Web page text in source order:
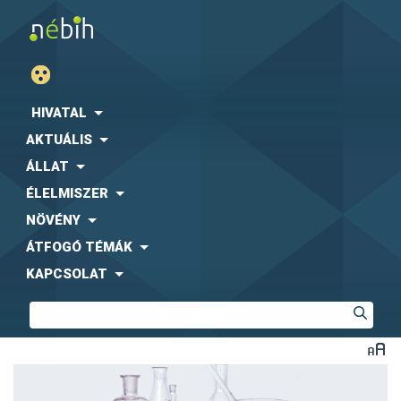
HIVATAL
AKTUÁLIS
ÁLLAT
ÉLELMISZER
NÖVÉNY
ÁTFOGÓ TÉMÁK
KAPCSOLAT